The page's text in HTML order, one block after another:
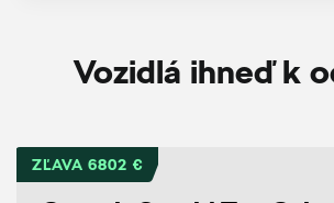
Vozidlá ihneď k
ZĽAVA 6802 €